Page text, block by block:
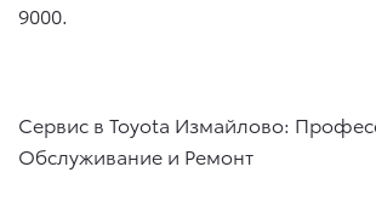
9000.
Сервис в Toyota Измайлово:
Обслуживание и Ремонт